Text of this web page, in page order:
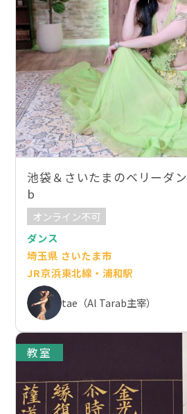
池袋＆さいたまのベリーダ
b
オンライン不可
ダンス
埼玉県 さいたま市
JR京浜東北線・浦和駅
tae（Al Tarab主宰）
教室